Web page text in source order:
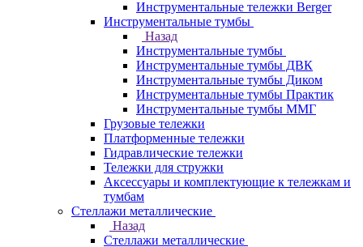
Инструментальные тележки Berger
Инструментальные тумбы
Назад
Инструментальные тумбы
Инструментальные тумбы ДВК
Инструментальные тумбы Диком
Инструментальные тумбы Практик
Инструментальные тумбы ММГ
Грузовые тележки
Платформенные тележки
Гидравлические тележки
Тележки для стружки
Аксесcуары и комплектующие к тележкам и
тумбам
Стеллажи металлические
Назад
Стеллажи металлические